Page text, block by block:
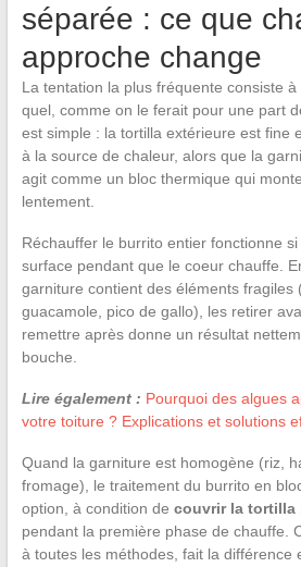
séparée : ce que
approche change
La tentation la plus fréquente consiste
quel, comme on le ferait pour une part
est simple : la tortilla extérieure est fine
à la source de chaleur, alors que la
agit comme un bloc thermique qui
lentement.
Réchauffer le burrito entier fonctionne
surface pendant que le coeur chauffe.
garniture contient des éléments fragiles
guacamole, pico de gallo), les retirer
remettre après donne un résultat
bouche.
Lire également : Pourquoi des algues
votre toiture ? Explications et solutions
Quand la garniture est homogène (riz,
fromage), le traitement du burrito en
option, à condition de couvrir la tortilla
pendant la première phase de chauffe.
à toutes les méthodes, fait la différence